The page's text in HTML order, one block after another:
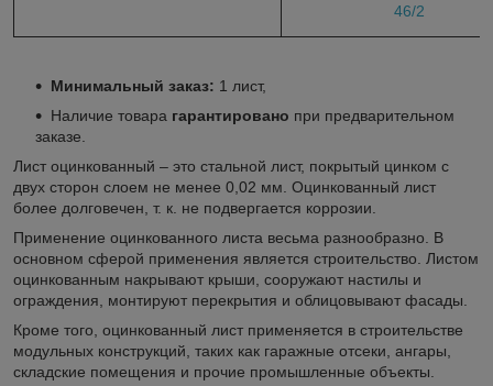
46/2
Минимальный заказ: 1 лист,
Наличие товара гарантировано при предварительном
заказе.
Лист оцинкованный – это стальной лист, покрытый цинком с
двух сторон слоем не менее 0,02 мм. Оцинкованный лист
более долговечен, т. к. не подвергается коррозии.
Применение оцинкованного листа весьма разнообразно. В
основном сферой применения является строительство. Листом
оцинкованным накрывают крыши, сооружают настилы и
ограждения, монтируют перекрытия и облицовывают фасады.
Кроме того, оцинкованный лист применяется в строительстве
модульных конструкций, таких как гаражные отсеки, ангары,
складские помещения и прочие промышленные объекты.